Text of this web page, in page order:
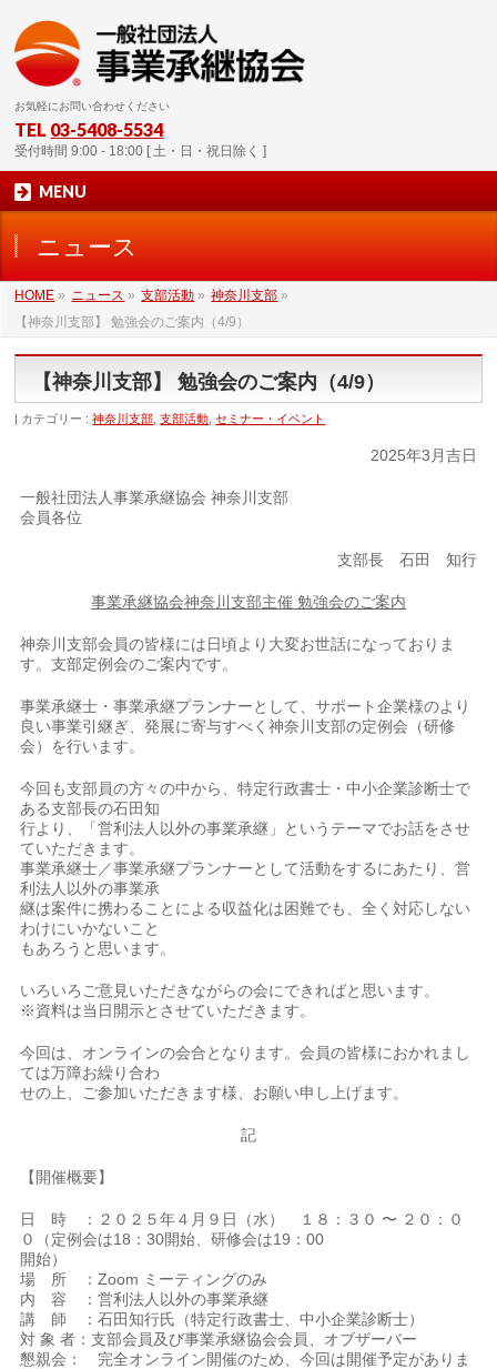
お気軽にお問い合わせください
TEL 03-5408-5534
受付時間 9:00 - 18:00 [ 土・日・祝日除く ]
MENU
ニュース
HOME » ニュース » 支部活動 » 神奈川支部 »
【神奈川支部】 勉強会のご案内（4/9）
【神奈川支部】 勉強会のご案内（4/9）
カテゴリー :神奈川支部 ,支部活動 ,セミナー・イベント
2025年3月吉日
一般社団法人事業承継協会 神奈川支部
会員各位
支部長 石田 知行
事業承継協会神奈川支部主催 勉強会のご案内
神奈川支部会員の皆様には日頃より大変お世話になっておりま
す。支部定例会のご案内です。
事業承継士・事業承継プランナーとして、サポート企業様のより
良い事業引継ぎ、発展に寄与すべく神奈川支部の定例会（研修
会）を行います。
今回も支部員の方々の中から、特定行政書士・中小企業診断士で
ある支部長の石田知
行より、「営利法人以外の事業承継」というテーマでお話をさせ
ていただきます。
事業承継士／事業承継プランナーとして活動をするにあたり、営
利法人以外の事業承
継は案件に携わることによる収益化は困難でも、全く対応しない
わけにいかないこと
もあろうと思います。
いろいろご意見いただきながらの会にできればと思います。
※資料は当日開示とさせていただきます。
今回は、オンラインの会合となります。会員の皆様におかれまし
ては万障お繰り合わ
せの上、ご参加いただきます様、お願い申し上げます。
記
【開催概要】
日 時 ：２０２５年４月９日（水） １８：３０ 〜 ２０：０
０（定例会は18：30開始、研修会は19：00
開始）
場 所 ：Zoom ミーティングのみ
内 容 ：営利法人以外の事業承継
講 師 ：石田知行氏（特定行政書士、中小企業診断士）
対 象 者：支部会員及び事業承継協会会員、オブザーバー
懇親会： 完全オンライン開催のため、今回は開催予定がありま